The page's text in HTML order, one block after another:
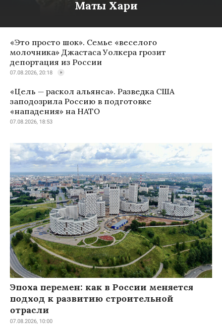
Маты Хари
«Это просто шок». Семье «веселого
молочника» Джастаса Уолкера грозит
депортация из России
07.08.2026, 20:18
«Цель — раскол альянса». Разведка США
заподозрила Россию в подготовке
«нападения» на НАТО
07.08.2026, 18:53
Эпоха перемен: как в России меняется
подход к развитию строительной
отрасли
07.08.2026, 10:00